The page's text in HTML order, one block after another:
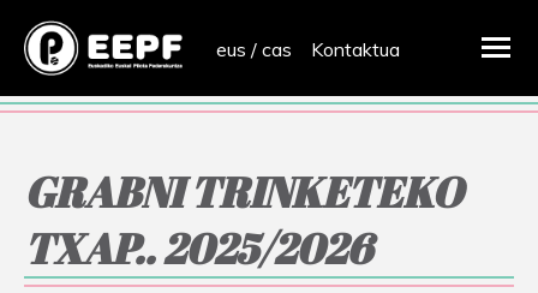
eus / cas Kontaktua
GRABNI TRINKETEKO
TXAP.. 2025/2026